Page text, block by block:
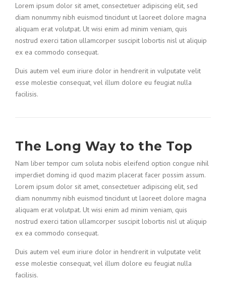
Lorem ipsum dolor sit amet, consectetuer adipiscing elit, sed
diam nonummy nibh euismod tincidunt ut laoreet dolore magna
aliquam erat volutpat. Ut wisi enim ad minim veniam, quis
nostrud exerci tation ullamcorper suscipit lobortis nisl ut aliquip
ex ea commodo consequat.
Duis autem vel eum iriure dolor in hendrerit in vulputate velit
esse molestie consequat, vel illum dolore eu feugiat nulla
facilisis.
The Long Way to the Top
Nam liber tempor cum soluta nobis eleifend option congue nihil
imperdiet doming id quod mazim placerat facer possim assum.
Lorem ipsum dolor sit amet, consectetuer adipiscing elit, sed
diam nonummy nibh euismod tincidunt ut laoreet dolore magna
aliquam erat volutpat. Ut wisi enim ad minim veniam, quis
nostrud exerci tation ullamcorper suscipit lobortis nisl ut aliquip
ex ea commodo consequat.
Duis autem vel eum iriure dolor in hendrerit in vulputate velit
esse molestie consequat, vel illum dolore eu feugiat nulla
facilisis.